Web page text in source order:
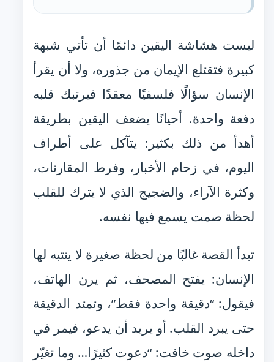
ليست هشاشة اليقين دائمًا أن تأتي شبهة
كبيرة فتقتلع الإيمان من جذوره، ولا أن يقرأ
الإنسان سؤالًا فلسفيًا معقدًا فيرتبك قلبه
دفعة واحدة. أحيانًا يضعف اليقين بطريقة
أهدأ من ذلك بكثير: يتآكل على أطراف
اليوم، في زحام الأخبار، وفرط المقارنات،
وكثرة الآراء، والضجيج الذي لا يترك للقلب
لحظة صمت يسمع فيها نفسه.
تبدأ القصة غالبًا من لحظة صغيرة لا ينتبه لها
الإنسان: يفتح المصحف، ثم يرن الهاتف،
فيقول: “دقيقة واحدة فقط”، وتمتد الدقيقة
حتى يبرد القلب. أو يريد أن يدعو، فيمر في
داخله صوت خافت: “دعوت كثيرًا… وما تغيّر